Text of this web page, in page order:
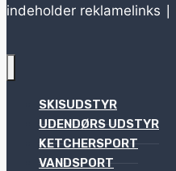
indeholder reklamelinks ∣
SKISUDSTYR
UDENDØRS UDSTYR
KETCHERSPORT
VANDSPORT